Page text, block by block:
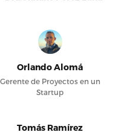
Orlando Alomá
Gerente de Proyectos en un
Startup
Tomás Ramírez